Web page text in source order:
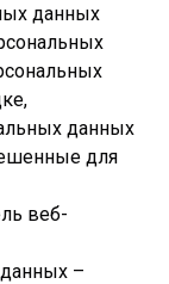
данных
данных
для
веб-
–